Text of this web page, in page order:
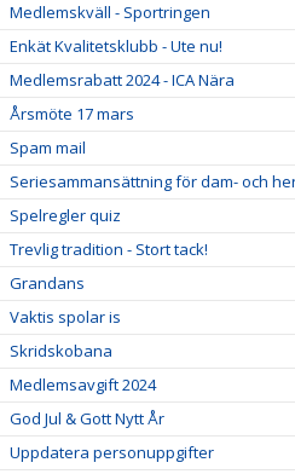
Medlemskväll - Sportringen
Enkät Kvalitetsklubb - Ute nu!
Medlemsrabatt 2024 - ICA Nära
Årsmöte 17 mars
Spam mail
Seriesammansättning för dam- och
Spelregler quiz
Trevlig tradition - Stort tack!
Grandans
Vaktis spolar is
Skridskobana
Medlemsavgift 2024
God Jul & Gott Nytt År
Uppdatera personuppgifter